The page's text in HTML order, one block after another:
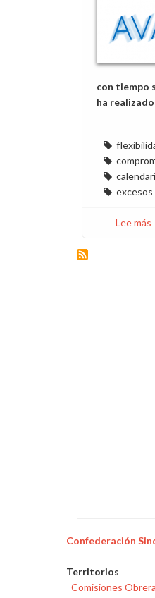
con tiempo
ha
excesos
Lee más
Confederación
Territorios
Comisiones